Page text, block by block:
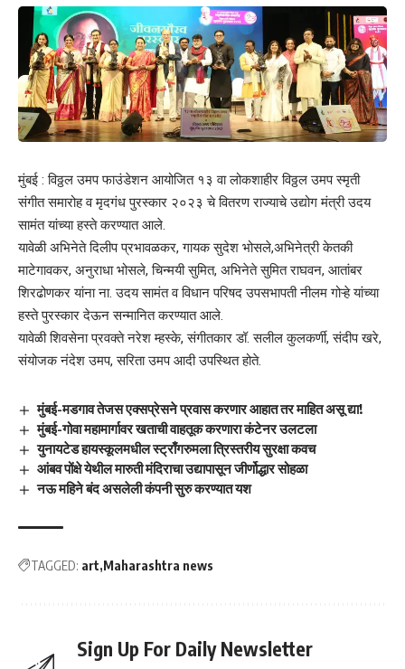
मुंबई : विठ्ठल उमप फाउंडेशन आयोजित १३ वा लोकशाहीर विठ्ठल उमप स्मृती
संगीत समारोह व मृदगंध पुरस्कार २०२३ चे वितरण राज्याचे उद्योग मंत्री उदय
सामंत यांच्या हस्ते करण्यात आले.
यावेळी अभिनेते दिलीप प्रभावळकर, गायक सुदेश भोसले,अभिनेत्री केतकी
माटेगावकर, अनुराधा भोसले, चिन्मयी सुमित, अभिनेते सुमित राघवन, आतांबर
शिरढोणकर यांना ना. उदय सामंत व विधान परिषद उपसभापती नीलम गोऱ्हे यांच्या
हस्ते पुरस्कार देऊन सन्मानित करण्यात आले.
यावेळी शिवसेना प्रवक्ते नरेश म्हस्के, संगीतकार डॉ. सलील कुलकर्णी, संदीप खरे,
संयोजक नंदेश उमप, सरिता उमप आदी उपस्थित होते.
मुंबई-मडगाव तेजस एक्सप्रेसने प्रवास करणार आहात तर माहित असू द्या!
मुंबई-गोवा महामार्गावर खताची वाहतूक करणारा कंटेनर उलटला
युनायटेड हायस्कूलमधील स्ट्राँगरुमला त्रिस्तरीय सुरक्षा कवच
आंबव पोंक्षे येथील मारुती मंदिराचा उद्यापासून जीर्णोद्धार सोहळा
नऊ महिने बंद असलेली कंपनी सुरु करण्यात यश
TAGGED: art Maharashtra news
Sign Up For Daily Newsletter